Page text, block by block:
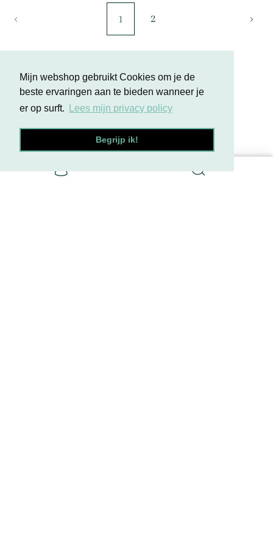
Mijn webshop gebruikt Cookies om je de
beste ervaringen aan te bieden wanneer je
er op surft.
Lees mijn privacy policy
Begrijp ik!
1 2